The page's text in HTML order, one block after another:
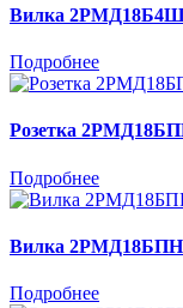
Вилка
Подробнее
Розетка
Подробнее
Вилка
Подробнее